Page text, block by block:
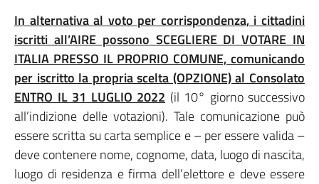
In alternativa al voto per corrispondenza, i cittadini
iscritti all’AIRE possono SCEGLIERE DI VOTARE IN
ITALIA PRESSO IL PROPRIO COMUNE, comunicando
per iscritto la propria scelta (OPZIONE) al Consolato
ENTRO IL 31 LUGLIO 2022 (il 10° giorno successivo
all’indizione delle votazioni). Tale comunicazione può
essere scritta su carta semplice e – per essere valida –
deve contenere nome, cognome, data, luogo di nascita,
luogo di residenza e firma dell’elettore e deve essere